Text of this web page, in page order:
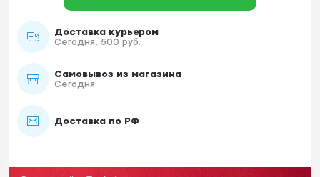
Доставка курьером
Сегодня, 500 руб.
Самовывоз из магазина
Сегодня
Доставка по РФ